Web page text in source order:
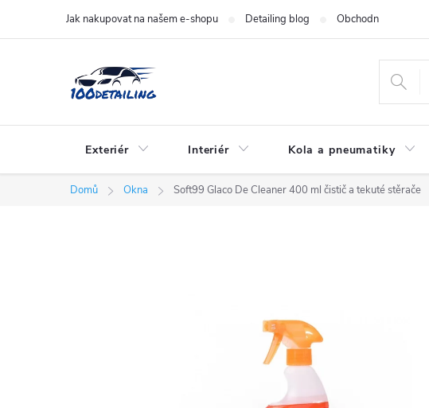
Jak nakupovat na našem e-shopu Detailing blog Obchodní podmínky
Exteriér Interiér Kola a pneumatiky
Domů Okna Soft99 Glaco De Cleaner 400 ml čistič a tekuté stěrače